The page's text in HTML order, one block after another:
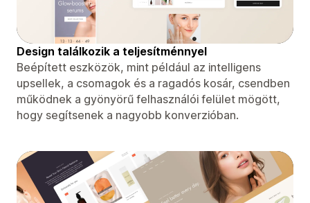
Design találkozik a teljesítménnyel
Beépített eszközök, mint például az intelligens
upsellek, a csomagok és a ragadós kosár, csendben
működnek a gyönyörű felhasználói felület mögött,
hogy segítsenek a nagyobb konverzióban.